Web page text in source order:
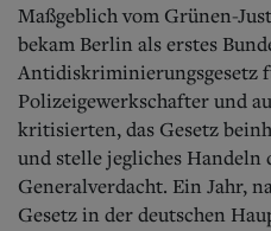
Maßgeblich vom Grünen-
bekam Berlin als erstes
Antidiskriminierungsgesetz
Polizeigewerkschafter und
kritisierten, das Gesetz
und stelle jegliches
Generalverdacht. Ein Jahr,
Gesetz in der deutschen